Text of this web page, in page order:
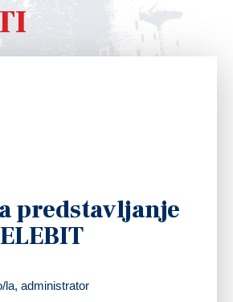
predstavljanje
la, administrator